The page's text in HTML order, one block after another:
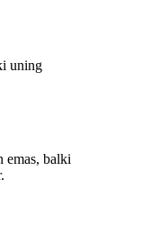
uning
emas, balki